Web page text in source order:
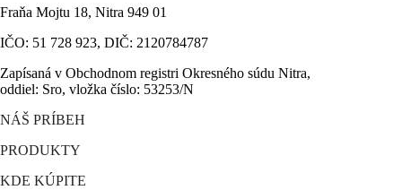
Fraňa Mojtu 18, Nitra 949 01
IČO: 51 728 923, DIČ: 2120784787
Zapísaná v Obchodnom registri Okresného súdu Nitra,
oddiel: Sro, vložka číslo: 53253/N
NÁŠ PRÍBEH
PRODUKTY
KDE KÚPITE